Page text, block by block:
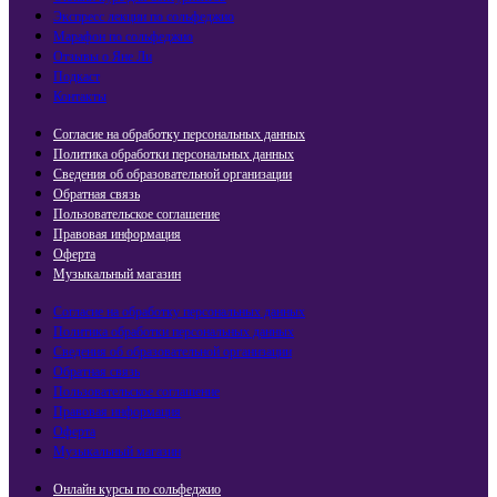
Экспресс лекции по сольфеджио​
Марафон по сольфеджио
Отзывы о Яне Ли
Подкаст
Контакты
Согласие на обработку персональных данных
Политика обработки персональных данных
Сведения об образовательной организации
Обратная связь
Пользовательское соглашение
Правовая информация
Оферта
Музыкальный магазин
Согласие на обработку персональных данных
Политика обработки персональных данных
Сведения об образовательной организации
Обратная связь
Пользовательское соглашение
Правовая информация
Оферта
Музыкальный магазин
Онлайн курсы по сольфеджио